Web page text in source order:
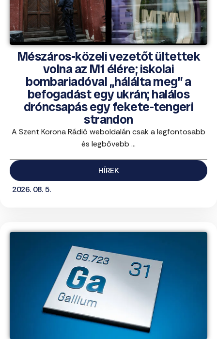
Mészáros-közeli vezetőt ültettek
volna az M1 élére; iskolai
bombariadóval „hálálta meg” a
befogadást egy ukrán; halálos
dróncsapás egy fekete-tengeri
strandon
A Szent Korona Rádió weboldalán csak a legfontosabb
és legbővebb ...
HÍREK
2026. 08. 5.